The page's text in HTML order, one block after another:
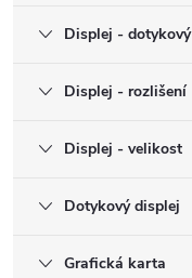
Displej - dotykový
Displej - rozlišení
Displej - velikost
Dotykový displej
Grafická karta